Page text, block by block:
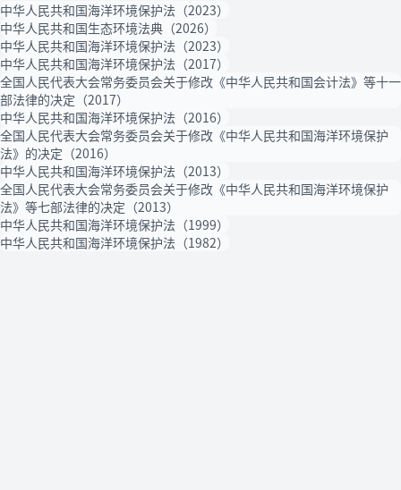
中华人民共和国海洋环境保护法（2023）
中华人民共和国生态环境法典（2026）
中华人民共和国海洋环境保护法（2023）
中华人民共和国海洋环境保护法（2017）
全国人民代表大会常务委员会关于修改《中华人民共和国会计法》等十一
部法律的决定（2017）
中华人民共和国海洋环境保护法（2016）
全国人民代表大会常务委员会关于修改《中华人民共和国海洋环境保护
法》的决定（2016）
中华人民共和国海洋环境保护法（2013）
全国人民代表大会常务委员会关于修改《中华人民共和国海洋环境保护
法》等七部法律的决定（2013）
中华人民共和国海洋环境保护法（1999）
中华人民共和国海洋环境保护法（1982）